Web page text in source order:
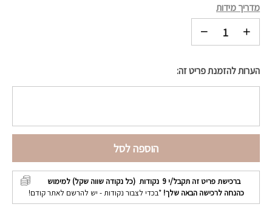
מדריך מידות
הערות להזמנת פריט זה:
הוספה לסל
ברכישת פריט זה תקבל/י 9 נקודות (כל נקודה שווה שקל) למימוש
כהנחה לרכישה הבאה שלך! *בכדי לצבור נקודות - יש להרשם לאתר קודם!